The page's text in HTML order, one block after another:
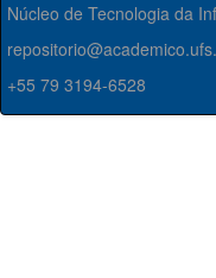
Núcleo de Tecnologia da
+55 79 3194-6528